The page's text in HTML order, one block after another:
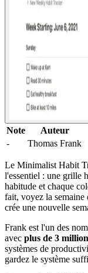
Note
Auteur
-
Thomas Frank
Le Minimalist Habit
l'essentiel : une grille
habitude et chaque
fait, voyez la
crée une nouvelle
Frank est l'un des
avec plus de 3
systèmes de
gardez le système